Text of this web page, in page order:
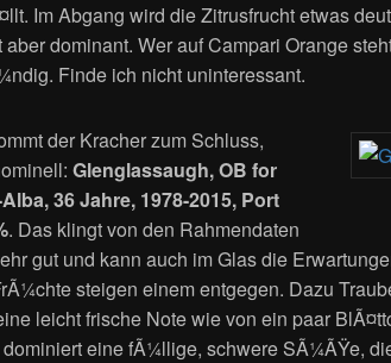
Im Abgang wird die Zitrusfrucht etwas
dominant. Wer auf Campari Orange
Finde ich nicht uninteressant.
der Kracher zum Schluss,
Glenglassaugh, OB for
36 Jahre, 1978-2015, Port
. Das klingt von den Rahmendaten
gut und kann auch im Glas die
steigen einem entgegen. Dazu
leicht frische Note wie von ein paar
eine fÃ¼llige, schwere SÃ¼ÃŸe,